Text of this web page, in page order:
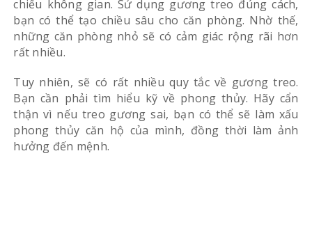
chiếu không gian. Sử dụng gương treo đúng cách,
bạn có thể tạo chiều sâu cho căn phòng. Nhờ thế,
những căn phòng nhỏ sẽ có cảm giác rộng rãi hơn
rất nhiều.
Tuy nhiên, sẽ có rất nhiều quy tắc về gương treo.
Bạn cần phải tìm hiểu kỹ về phong thủy. Hãy cẩn
thận vì nếu treo gương sai, bạn có thể sẽ làm xấu
phong thủy căn hộ của mình, đồng thời làm ảnh
hưởng đến mệnh.